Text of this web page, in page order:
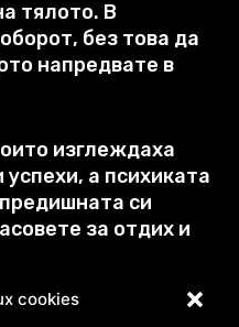
cookies
тялото. В
, без това да
напредвате в
изглеждаха
успехи, а психиката
си
за отдих и
спортуващи